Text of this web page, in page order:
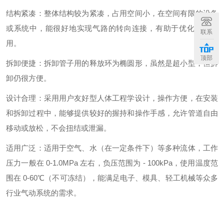
结构紧凑：整体结构较为紧凑，占用空间小，在空间有限的设备
或系统中，能很好地实现气路的转向连接，有助于优化空间利
用。
拆卸便捷：拆卸管子用的释放环为椭圆形，虽然是超小型，但拆
卸仍很方便。
设计合理：采用用户友好型人体工程学设计，操作方便，在安装
和拆卸过程中，能够提供较好的握持和操作手感，允许管道自由
移动或放松，不会扭结或泄漏。
适用广泛：适用于空气、水（在一定条件下）等多种流体，工作
压力一般在 0-1.0MPa 左右，负压范围为 - 100kPa，使用温度范
围在 0-60℃（不可冻结），能满足电子、模具、轻工机械等众多
行业气动系统的需求。
联系
顶部